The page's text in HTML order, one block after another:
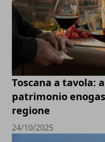
Toscana a tavola:
patrimonio
regione
24/10/2025